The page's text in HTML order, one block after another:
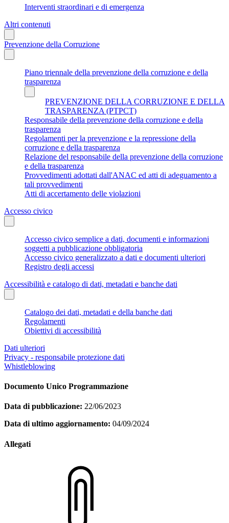
Interventi straordinari e di emergenza
Altri contenuti
Prevenzione della Corruzione
Piano triennale della prevenzione della corruzione e della
trasparenza
PREVENZIONE DELLA CORRUZIONE E DELLA
TRASPARENZA (PTPCT)
Responsabile della prevenzione della corruzione e della
trasparenza
Regolamenti per la prevenzione e la repressione della
corruzione e della trasparenza
Relazione del responsabile della prevenzione della corruzione
e della trasparenza
Provvedimenti adottati dall'ANAC ed atti di adeguamento a
tali provvedimenti
Atti di accertamento delle violazioni
Accesso civico
Accesso civico semplice a dati, documenti e informazioni
soggetti a pubblicazione obbligatoria
Accesso civico generalizzato a dati e documenti ulteriori
Registro degli accessi
Accessibilità e catalogo di dati, metadati e banche dati
Catalogo dei dati, metadati e della banche dati
Regolamenti
Obiettivi di accessibilità
Dati ulteriori
Privacy - responsabile protezione dati
Whistleblowing
Documento Unico Programmazione
Data di pubblicazione: 22/06/2023
Data di ultimo aggiornamento: 04/09/2024
Allegati